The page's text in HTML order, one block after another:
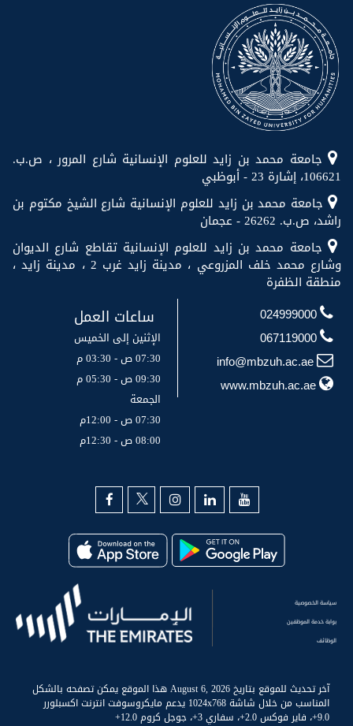
جامعة محمد بن زايد للعلوم الإنسانية شارع المرور ، ص.ب.
106621، إشارة 23 - أبوظبي
جامعة محمد بن زايد للعلوم الإنسانية شارع الشيخ مكتوم بن
راشد، ص.ب. 26262 - عجمان
جامعة محمد بن زايد للعلوم الإنسانية تقاطع شارع الديوان
وشارع محمد خلف المزروعي ، مدينة زايد غرب 2 ، مدينة زايد ،
منطقة الظفرة
024999000
067119000
info@mbzuh.ac.ae
www.mbzuh.ac.ae
ساعات العمل
الإثنين إلى الخميس
07:30 ص - 03:30 م
09:30 ص - 05:30 م
الجمعة
07:30 ص - 12:00م
08:00 ص - 12:30م
سياسة الخصوصية
بوابة خدمة الموظفين
الوظائف
آخر تحديث للموقع بتاريخ August 6, 2026 هذا الموقع يمكن تصفحه بالشكل
المناسب من خلال شاشة 1024x768 يدعم مايكروسوفت انترنت اكسبلورر
9.0+، فاير فوكس 2.0+، سفاري 3+، جوجل كروم 12.0+